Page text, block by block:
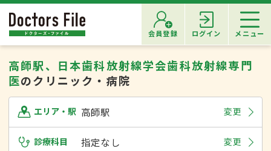
会員登録 ログイン メニュー
高師駅、日本歯科放射線学会歯科放射線専門
医のクリニック・病院
エリア・駅 高師駅 変更
診療科目 指定なし 変更